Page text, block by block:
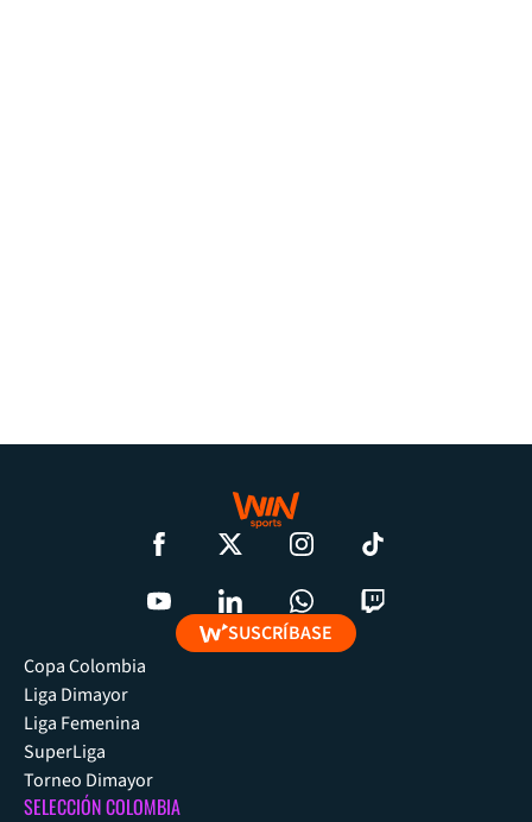
SUSCRÍBASE
Copa Colombia
Liga Dimayor
Liga Femenina
SuperLiga
Torneo Dimayor
SELECCIÓN COLOMBIA